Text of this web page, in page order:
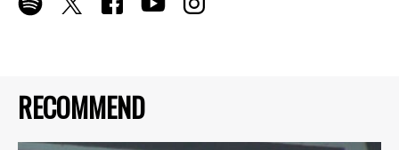
RECOMMEND